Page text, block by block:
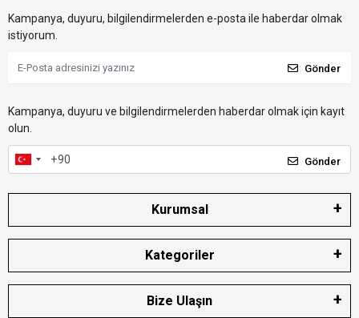
Kampanya, duyuru, bilgilendirmelerden e-posta ile haberdar olmak
istiyorum.
Gönder
Kampanya, duyuru ve bilgilendirmelerden haberdar olmak için kayıt
olun.
Gönder
Kurumsal
Kategoriler
Bize Ulaşın